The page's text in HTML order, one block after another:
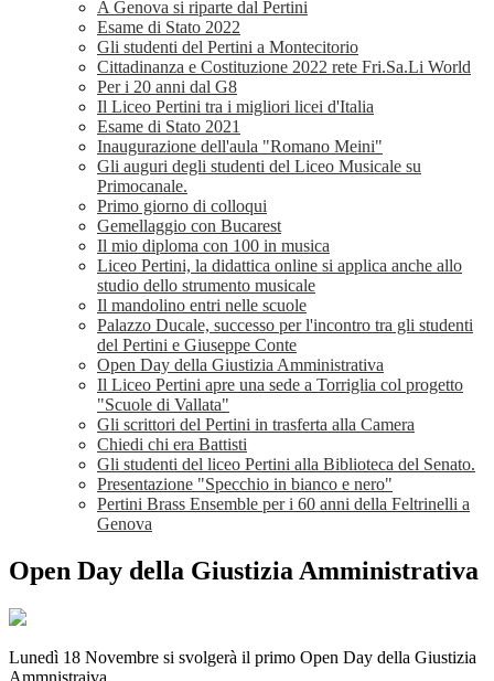
A Genova si riparte dal Pertini
Esame di Stato 2022
Gli studenti del Pertini a Montecitorio
Cittadinanza e Costituzione 2022 rete Fri.Sa.Li World
Per i 20 anni dal G8
Il Liceo Pertini tra i migliori licei d'Italia
Esame di Stato 2021
Inaugurazione dell'aula "Romano Meini"
Gli auguri degli studenti del Liceo Musicale su
Primocanale.
Primo giorno di colloqui
Gemellaggio con Bucarest
Il mio diploma con 100 in musica
Liceo Pertini, la didattica online si applica anche allo
studio dello strumento musicale
Il mandolino entri nelle scuole
Palazzo Ducale, successo per l'incontro tra gli studenti
del Pertini e Giuseppe Conte
Open Day della Giustizia Amministrativa
Il Liceo Pertini apre una sede a Torriglia col progetto
"Scuole di Vallata"
Gli scrittori del Pertini in trasferta alla Camera
Chiedi chi era Battisti
Gli studenti del liceo Pertini alla Biblioteca del Senato.
Presentazione "Specchio in bianco e nero"
Pertini Brass Ensemble per i 60 anni della Feltrinelli a
Genova
Open Day della Giustizia Amministrativa
Lunedì 18 Novembre si svolgerà il primo Open Day della Giustizia